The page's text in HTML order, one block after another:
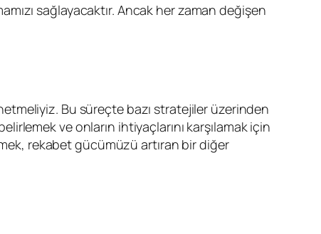
sağlayacaktır. Ancak her zaman değişen
Bu süreçte bazı stratejiler üzerinden
ve onların ihtiyaçlarını karşılamak için
rekabet gücümüzü artıran bir diğer